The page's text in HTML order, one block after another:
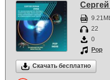
22
0
Pop
Скачать бесплатно